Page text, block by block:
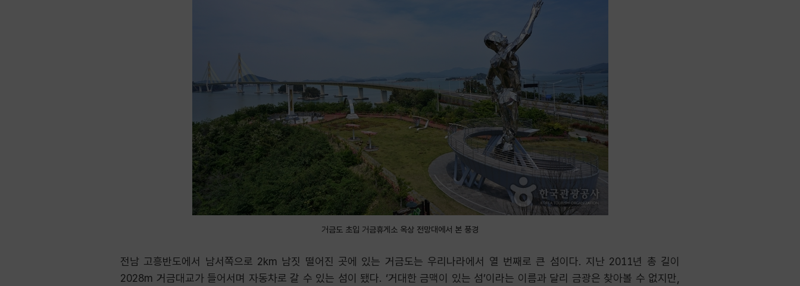
거금도 초입 거금휴게소 옥상 전망대에서 본 풍경
전남 고흥반도에서 남서쪽으로 2km 남짓 떨어진 곳에 있는 거금도는 우리나라에서 열 번째로 큰 섬이다. 지난 2011년 총 길이
2028m 거금대교가 들어서며 자동차로 갈 수 있는 섬이 됐다. ‘거대한 금맥이 있는 섬’이라는 이름과 달리 금광은 찾아볼 수 없지만,